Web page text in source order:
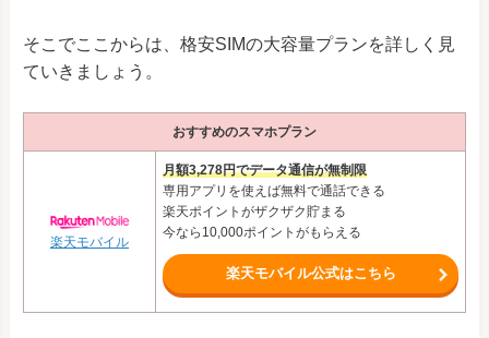
そこでここからは、格安SIMの大容量プランを詳しく見
ていきましょう。
おすすめのスマホプラン
楽天モバイル
月額3,278円でデータ通信が無制限
専用アプリを使えば無料で通話できる
楽天ポイントがザクザク貯まる
今なら10,000ポイントがもらえる
楽天モバイル公式はこちら